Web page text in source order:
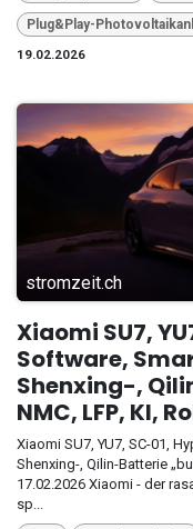
Plug&Play-
19.02.2026
stromzeit.ch
Xiaomi SU7,
Software,
Shenxing-,
NMC, LFP, KI,
Xiaomi SU7, YU7, SC-01,
Shenxing-, Qilin-Batterie
17.02.2026 Xiaomi - der
sp...